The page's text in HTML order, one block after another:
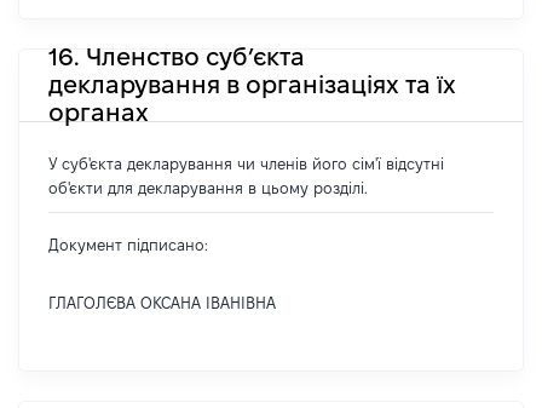
16. Членство суб’єкта
декларування в організаціях та їх
органах
У суб'єкта декларування чи членів його сім'ї відсутні
об'єкти для декларування в цьому розділі.
Документ підписано:
ГЛАГОЛЄВА ОКСАНА ІВАНІВНА